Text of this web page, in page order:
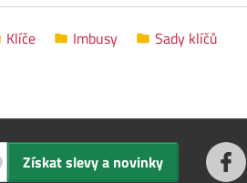
Klíče Imbusy Sady klíčů
Získat slevy a novinky